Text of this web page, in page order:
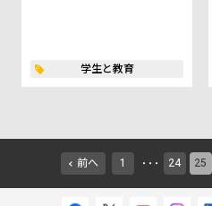
学生と教育
前へ 1 ・・・ 24 25